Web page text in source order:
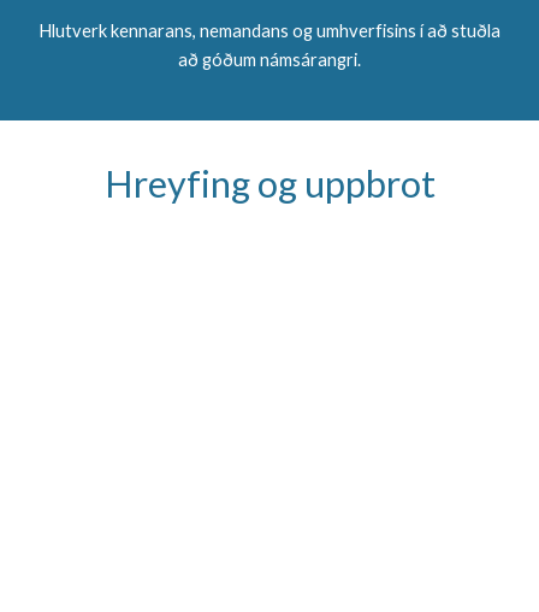
Hlutverk kennarans, nemandans og umhverfisins í að stuðla
að góðum námsárangri.
Hreyfing og uppbrot